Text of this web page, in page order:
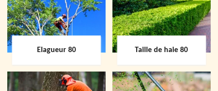
Elagueur 80 Taille de haie 80